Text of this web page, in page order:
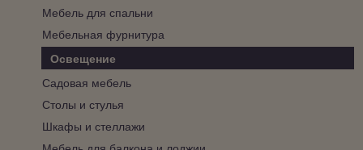
Мебель для спальни
Мебельная фурнитура
Освещение
Садовая мебель
Столы и стулья
Шкафы и стеллажи